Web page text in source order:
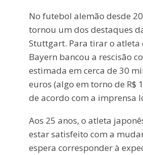
No futebol alemão desde
tornou um dos destaques
Stuttgart. Para tirar o atleta
Bayern bancou a rescisão
estimada em cerca de 30
euros (algo em torno de R$
de acordo com a imprensa
Aos 25 anos, o atleta
estar satisfeito com a
espera corresponder à